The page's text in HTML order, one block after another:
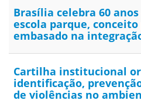
Brasília celebra 60
escola parque, conceito
embasado na
Cartilha institucional
identificação,
de violências no